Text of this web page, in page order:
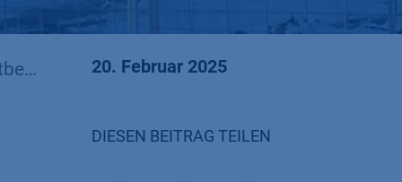
20. Februar 2025
DIESEN BEITRAG TEILEN